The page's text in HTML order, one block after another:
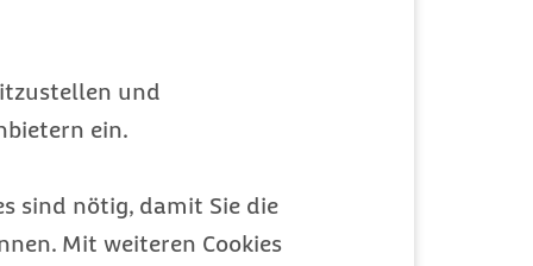
und
ein.
sind nötig, damit Sie die
Mit weiteren Cookies